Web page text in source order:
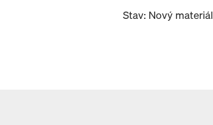
Stav: Nový materiál